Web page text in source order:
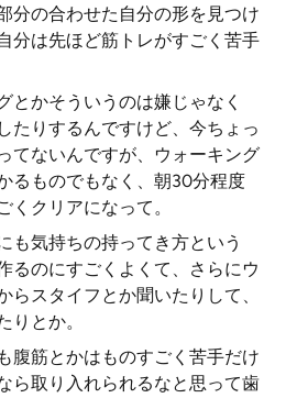
分の合わせた自分の形を見つけ
分は先ほど筋トレがすごく苦手
とかそういうのは嫌じゃなく
たりするんですけど、今ちょっ
てないんですが、ウォーキング
るものでもなく、朝30分程度
くクリアになって。
も気持ちの持ってき方という
るのにすごくよくて、さらにウ
らスタイフとか聞いたりして、
りとか。
腹筋とかはものすごく苦手だけ
ら取り入れられるなと思って歯